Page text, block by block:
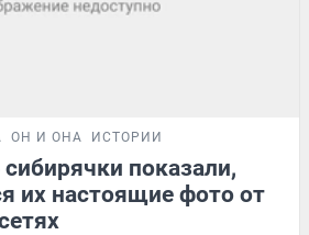
ОН И ОНА ИСТОРИИ
показали,
их настоящие фото от